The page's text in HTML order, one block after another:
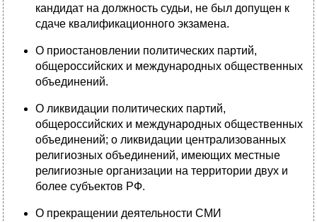
кандидат на должность судьи, не был допущен к
сдаче квалификационного экзамена.
О приостановлении политических партий,
общероссийских и международных общественных
объединений.
О ликвидации политических партий,
общероссийских и международных общественных
объединений; о ликвидации централизованных
религиозных объединений, имеющих местные
религиозные организации на территории двух и
более субъектов РФ.
О прекращении деятельности СМИ